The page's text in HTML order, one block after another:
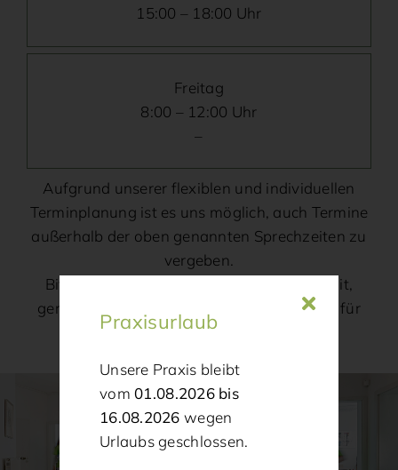
15:00 – 18:00 Uhr
Freitag
8:00 – 12:00 Uhr
–
Aufgrund unserer flexiblen und individuellen
Terminplanung ist es uns möglich, auch Termine
außerhalb der oben genannten Sprechzeiten zu
vergeben.
Bitte teilen Sie uns Ihren Terminwunsch mit,
gerne werden wir einen passenden Termin für
Sie möglich machen.
Praxisurlaub
Unsere Praxis bleibt
vom01.08.2026 bis
16.08.2026 wegen
Urlaubs geschlossen.